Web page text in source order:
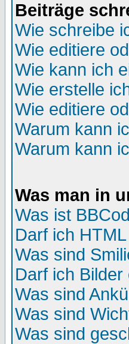
Beiträge
Wie schreibe
Wie editiere
Wie kann ich
Wie erstelle
Wie editiere
Warum kann
Warum kann
Was man in
Was ist
Darf ich
Was sind
Darf ich Bilder
Was sind
Was sind
Was sind